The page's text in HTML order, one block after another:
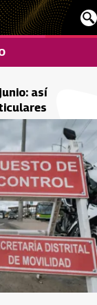
así